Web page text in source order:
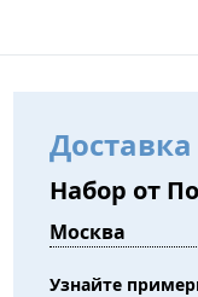
Доставка
Набор от
Узнайте